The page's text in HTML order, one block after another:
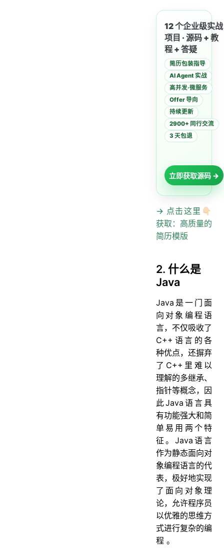
20. 访问修饰符 public,private,protected,以及不写（默认）时的区别
运算符
21. &和&&的区别
关键字
24. final finally finalize区别
25. this关键字的用法
27. this与super的区别
28. static存在的主要意义
30. static应用场景
31. static注意事项
面向对象概述
34. 面向对象和面向过程的区别
面向对象三大特性
35. 面向对象的特征有哪些方面
类与接口
38. 抽象类和接口的对比
39. 普通类和抽象类有哪些区别？
40. 抽象类能使用 final 修饰吗？
变量与方法
42. 成员变量与局部变量的区别有哪些
43. 在Java中定义一个不做事且没有参数的构造方法的作用
44. 在调用子类构造方法之前会先调用父类没有参数的构造方法，其目的是？
12 个企业级实战
项目 · 源码 + 教
程 + 答疑
简历包装指导
AI Agent 实战
高并发·微服务
Offer 导向
持续更新
2900+ 同行交流
3 天包退
立即获取源码 →
→ 点击这里👇🏻
获取：高质量的
简历模版
2. 什么是
Java
Java是一门面
向对象编程语
言，不仅吸收了
C++语言的各
种优点，还摒弃
了C++里难以
理解的多继承、
指针等概念，因
此Java语言具
有功能强大和简
单易用两个特
征。Java语言
作为静态面向对
象编程语言的代
表，极好地实现
了面向对象理
论，允许程序员
以优雅的思维方
式进行复杂的编
程 。